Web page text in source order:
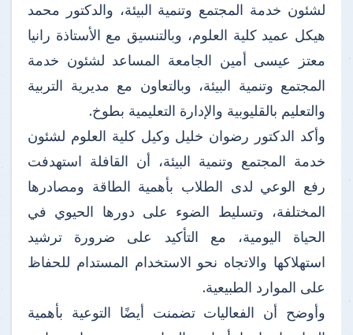
لشئون خدمة المجتمع وتنمية البيئة، والدكتور محمد
هيكل عميد كلية العلوم، وبالتنسيق مع الأستاذة رانيا
معتز عيسى أمين الجامعة المساعد لشئون خدمة
المجتمع وتنمية البيئة، وبالتعاون مع مديرية التربية
والتعليم بالقليوبية والإدارة التعليمية بطوخ.
وأكد الدكتور رضوان خليل وكيل كلية العلوم لشئون
خدمة المجتمع وتنمية البيئة، أن القافلة استهدفت
رفع الوعي لدى الطلاب بأهمية الطاقة ومصادرها
المختلفة، وتسليط الضوء على دورها الحيوي في
الحياة اليومية، مع التأكيد على ضرورة ترشيد
استهلاكها والاتجاه نحو الاستخدام المستدام للحفاظ
على الموارد الطبيعية.
وأوضح أن الفعاليات تضمنت أيضًا التوعية بأهمية